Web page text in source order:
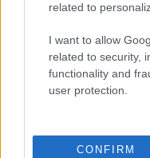
related to
I want to allow
related to security,
functionality and
user protection.
CONFIRM
Solana
Cardano